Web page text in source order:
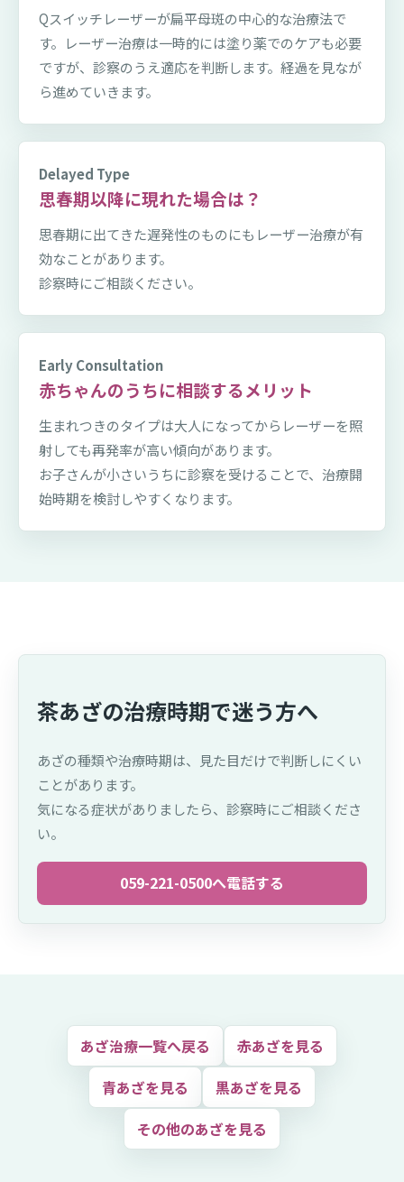
Qスイッチレーザーが扁平母斑の中心的な治療法で
す。レーザー治療は一時的には塗り薬でのケアも必要
ですが、診察のうえ適応を判断します。経過を見なが
ら進めていきます。
Delayed Type
思春期以降に現れた場合は？
思春期に出てきた遅発性のものにもレーザー治療が有
効なことがあります。
診察時にご相談ください。
Early Consultation
赤ちゃんのうちに相談するメリット
生まれつきのタイプは大人になってからレーザーを照
射しても再発率が高い傾向があります。
お子さんが小さいうちに診察を受けることで、治療開
始時期を検討しやすくなります。
茶あざの治療時期で迷う方へ
あざの種類や治療時期は、見た目だけで判断しにくい
ことがあります。
気になる症状がありましたら、診察時にご相談くださ
い。
059-221-0500へ電話する
あざ治療一覧へ戻る
赤あざを見る
青あざを見る
黒あざを見る
その他のあざを見る